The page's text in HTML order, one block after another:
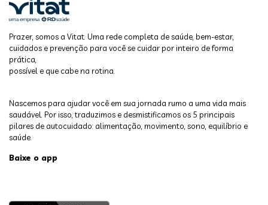
Prazer, somos a Vitat. Uma rede completa de saúde, bem-estar,
cuidados e prevenção para você se cuidar por inteiro de forma
prática,
possível e que cabe na rotina.
Nascemos para ajudar você em sua jornada rumo a uma vida mais
saudável. Por isso, traduzimos e desmistificamos os 5 principais
pilares de autocuidado: alimentação, movimento, sono, equilíbrio e
saúde.
Baixe o app